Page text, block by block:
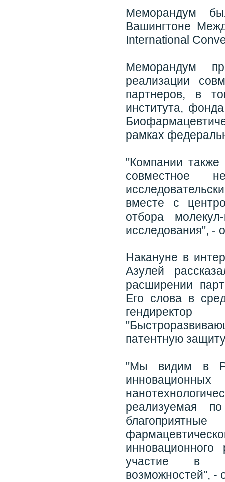
Меморандум
Вашингтоне
International
Меморандум
реализации
партнеров, в
института,
рамках
"Компании также
совместное
вместе с
отбора
исследования", -
Накануне в
Азулей
расширении
Его слова в
патентную
"Мы видим в
инновационных
реализуемая
участие в
возможностей", -